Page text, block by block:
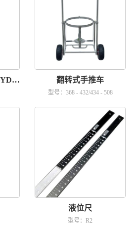
航空运输型液氮容器YDH-47-127 翻转式手推车
型号：368 - 432/434 - 508
液位尺
型号：R2